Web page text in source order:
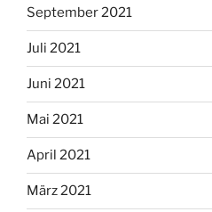
September 2021
Juli 2021
Juni 2021
Mai 2021
April 2021
März 2021